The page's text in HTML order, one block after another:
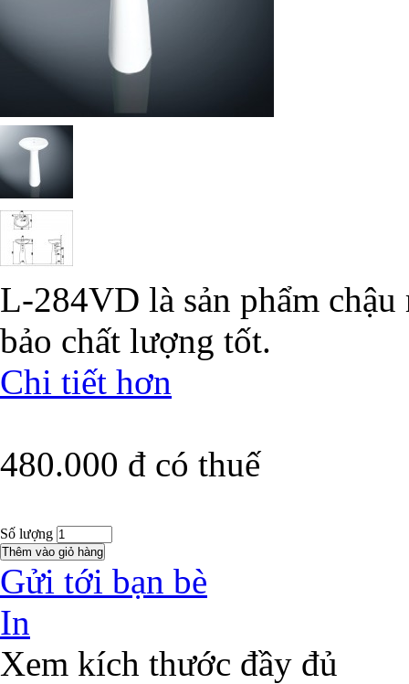
L-284VD là sản phẩm
bảo chất lượng tốt.
Chi tiết hơn
480.000 đ có thuế
Số lượng
Gửi tới bạn bè
In
Xem kích thước đầy đủ